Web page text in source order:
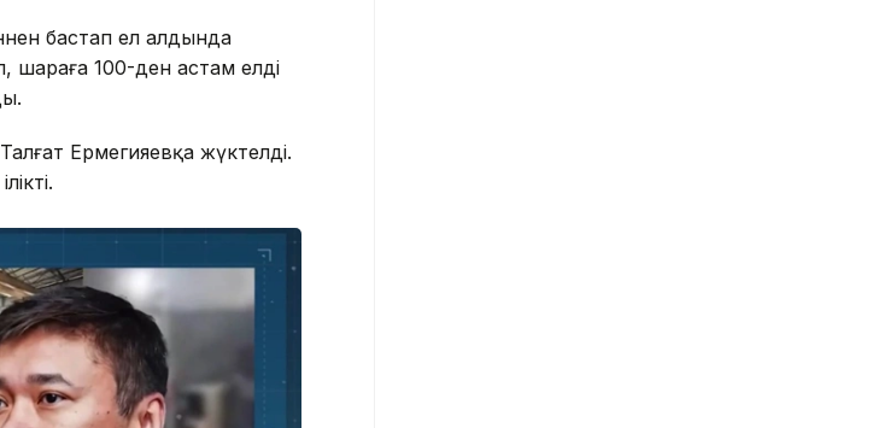
бастап ел алдында
100-ден астам елдің
Ермегияевқа жүктелді.